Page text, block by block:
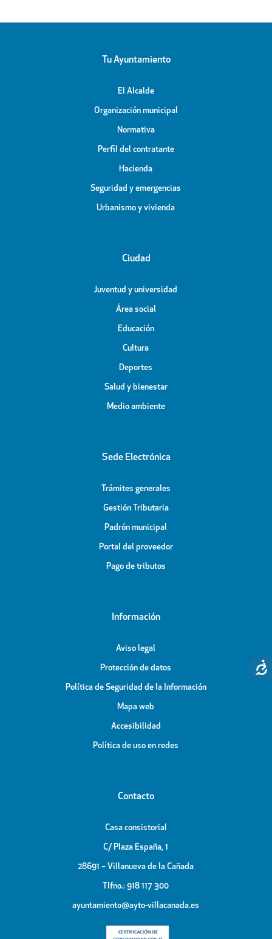
Tu Ayuntamiento
El Alcalde
Organización municipal
Normativa
Perfil del contratante
Hacienda
Seguridad y emergencias
Urbanismo y vivienda
Ciudad
Juventud y universidad
Área social
Educación
Cultura
Deportes
Salud y bienestar
Medio ambiente
Sede Electrónica
Trámites generales
Gestión Tributaria
Padrón municipal
Portal del proveedor
Pago de tributos
Información
Aviso legal
Protección de datos
Política de Seguridad de la Información
Mapa web
Accesibilidad
Política de uso en redes
Contacto
Casa consistorial
C/ Plaza España, 1
28691 – Villanueva de la Cañada
Tlfno.: 918 117 300
ayuntamiento@ayto-villacanada.es